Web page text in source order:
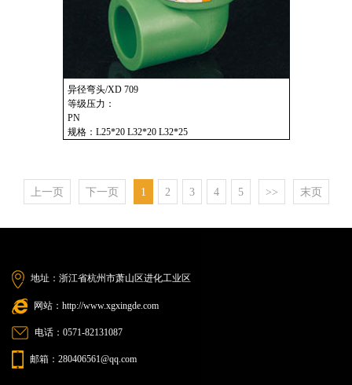
异径弯头/XD 709
等级压力：
PN
规格：L25*20 L32*20 L32*25
上一页 下一页 1 2 3 4 5 >> 末页
地址：浙江省杭州市萧山区进化工业区
网站：http://www.xgxingde.com
电话：0571-82131087
邮箱：280406561@qq.com